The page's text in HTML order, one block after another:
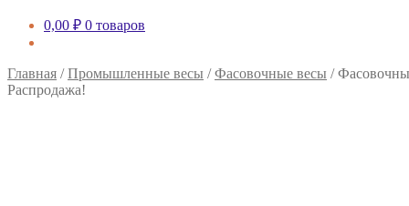
0,00 ₽ 0 товаров
Главная /Промышленные весы /Фасовочные весы /
Распродажа!